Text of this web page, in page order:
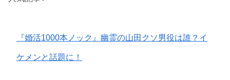
『婚活1000本ノック』幽霊の山田クソ男役は誰？イ
ケメンと話題に！